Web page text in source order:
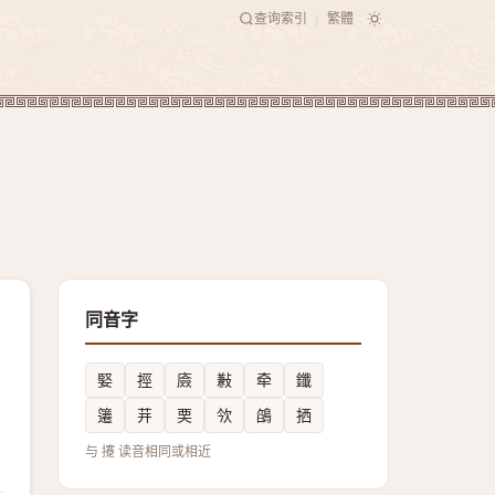
查询索引 繁體
同音字
婜 挳 㢛 㪠 牵
鑯
䉦
茾 䙲 欦 鵮 拪
与 攓 读音相同或相近